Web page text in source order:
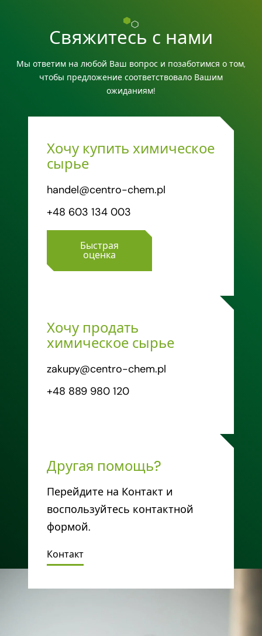
Свяжитесь с нами
Мы ответим на любой Ваш вопрос и позаботимся о том,
чтобы предложение соответствовало Вашим
ожиданиям!
Хочу купить химическое
сырье
handel@centro-chem.pl
+48 603 134 003
Быстрая
оценка
Хочу продать
химическое сырье
zakupy@centro-chem.pl
+48 889 980 120
Другая помощь?
Перейдите на Контакт и
воспользуйтесь контактной
формой.
Контакт